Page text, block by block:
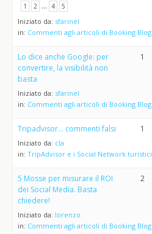
1 2 … 4 5
Iniziato da: sfarinel
in: Commenti agli articoli di Booking Blog
Lo dice anche Google: per
convertire, la visibilità non
basta
Iniziato da: sfarinel
in: Commenti agli articoli di Booking Blog
1
Tripadvisor… commenti falsi
Iniziato da: cla
in: TripAdvisor e i Social Network turistici
1
5 Mosse per misurare il ROI
dei Social Media. Basta
chiedere!
Iniziato da: lorenzo
in: Commenti agli articoli di Booking Blog
2